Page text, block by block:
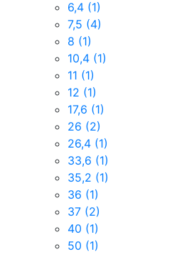
6,4 (1)
7,5 (4)
8 (1)
10,4 (1)
11 (1)
12 (1)
17,6 (1)
26 (2)
26,4 (1)
33,6 (1)
35,2 (1)
36 (1)
37 (2)
40 (1)
50 (1)